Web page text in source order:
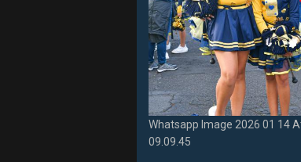
Whatsapp Image 2026 01 14
09.09.45